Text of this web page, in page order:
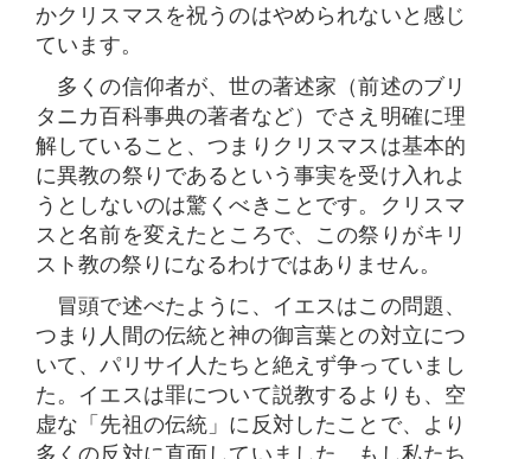
かクリスマスを祝うのはやめられないと感じ
ています。
多くの信仰者が、世の著述家（前述のブリ
タニカ百科事典の著者など）でさえ明確に理
解していること、つまりクリスマスは基本的
に異教の祭りであるという事実を受け入れよ
うとしないのは驚くべきことです。クリスマ
スと名前を変えたところで、この祭りがキリ
スト教の祭りになるわけではありません。
冒頭で述べたように、イエスはこの問題、
つまり人間の伝統と神の御言葉との対立につ
いて、パリサイ人たちと絶えず争っていまし
た。イエスは罪について説教するよりも、空
虚な「先祖の伝統」に反対したことで、より
多くの反対に直面していました。もし私たち